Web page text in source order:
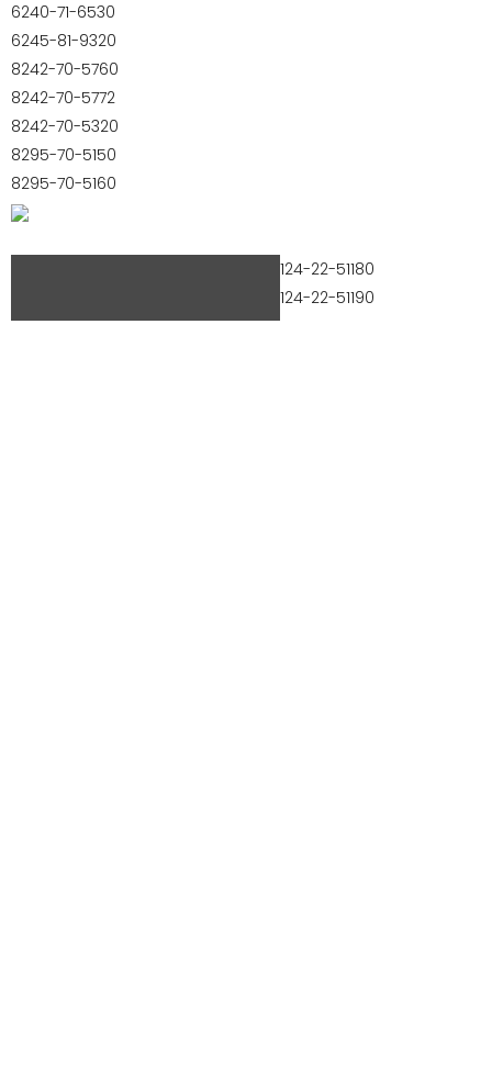
6240-71-6530
6245-81-9320
8242-70-5760
8242-70-5772
8242-70-5320
8295-70-5150
8295-70-5160
124-22-51180
124-22-51190